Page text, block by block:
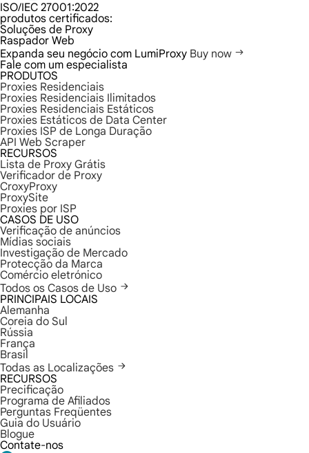
ISO/IEC 27001:2022
produtos certificados:
Soluções de Proxy
Raspador Web
Expanda seu negócio com LumiProxy Buy now
Fale com um especialista
PRODUTOS
Proxies Residenciais
Proxies Residenciais Ilimitados
Proxies Residenciais Estáticos
Proxies Estáticos de Data Center
Proxies ISP de Longa Duração
API Web Scraper
RECURSOS
Lista de Proxy Grátis
Verificador de Proxy
CroxyProxy
ProxySite
Proxies por ISP
CASOS DE USO
Verificação de anúncios
Mídias sociais
Investigação de Mercado
Protecção da Marca
Comércio eletrónico
Todos os Casos de Uso
PRINCIPAIS LOCAIS
Alemanha
Coreia do Sul
Rússia
França
Brasil
Todas as Localizações
RECURSOS
Precificação
Programa de Afiliados
Perguntas Freqüentes
Guia do Usuário
Blogue
Contate-nos